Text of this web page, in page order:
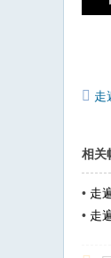
走
相关
• 走
• 走